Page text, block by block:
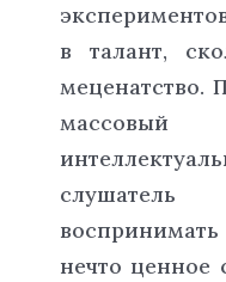
в талант,
меценатство.
нечто ценное